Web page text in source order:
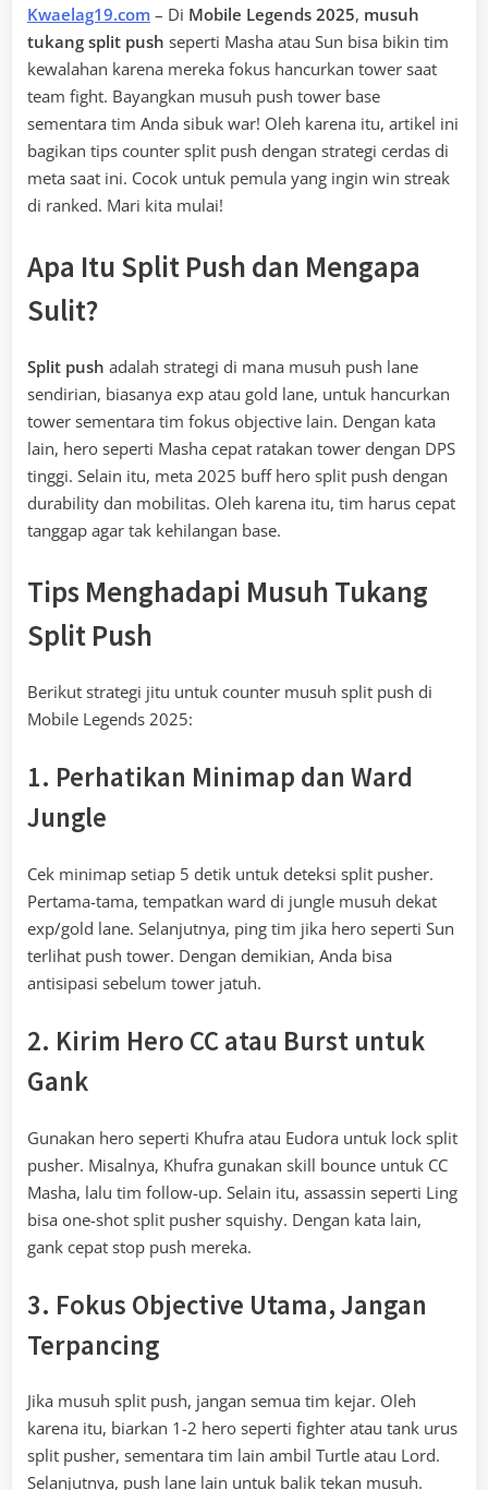
Kwaelag19.com – Di Mobile Legends 2025, musuh
tukang split push seperti Masha atau Sun bisa bikin tim
kewalahan karena mereka fokus hancurkan tower saat
team fight. Bayangkan musuh push tower base
sementara tim Anda sibuk war! Oleh karena itu, artikel ini
bagikan tips counter split push dengan strategi cerdas di
meta saat ini. Cocok untuk pemula yang ingin win streak
di ranked. Mari kita mulai!
Apa Itu Split Push dan Mengapa
Sulit?
Split push adalah strategi di mana musuh push lane
sendirian, biasanya exp atau gold lane, untuk hancurkan
tower sementara tim fokus objective lain. Dengan kata
lain, hero seperti Masha cepat ratakan tower dengan DPS
tinggi. Selain itu, meta 2025 buff hero split push dengan
durability dan mobilitas. Oleh karena itu, tim harus cepat
tanggap agar tak kehilangan base.
Tips Menghadapi Musuh Tukang
Split Push
Berikut strategi jitu untuk counter musuh split push di
Mobile Legends 2025:
1. Perhatikan Minimap dan Ward
Jungle
Cek minimap setiap 5 detik untuk deteksi split pusher.
Pertama-tama, tempatkan ward di jungle musuh dekat
exp/gold lane. Selanjutnya, ping tim jika hero seperti Sun
terlihat push tower. Dengan demikian, Anda bisa
antisipasi sebelum tower jatuh.
2. Kirim Hero CC atau Burst untuk
Gank
Gunakan hero seperti Khufra atau Eudora untuk lock split
pusher. Misalnya, Khufra gunakan skill bounce untuk CC
Masha, lalu tim follow-up. Selain itu, assassin seperti Ling
bisa one-shot split pusher squishy. Dengan kata lain,
gank cepat stop push mereka.
3. Fokus Objective Utama, Jangan
Terpancing
Jika musuh split push, jangan semua tim kejar. Oleh
karena itu, biarkan 1-2 hero seperti fighter atau tank urus
split pusher, sementara tim lain ambil Turtle atau Lord.
Selanjutnya, push lane lain untuk balik tekan musuh.